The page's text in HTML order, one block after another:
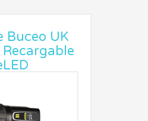
Buceo UK